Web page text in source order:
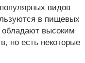
видов
в пищевых
высоким
но есть некоторые